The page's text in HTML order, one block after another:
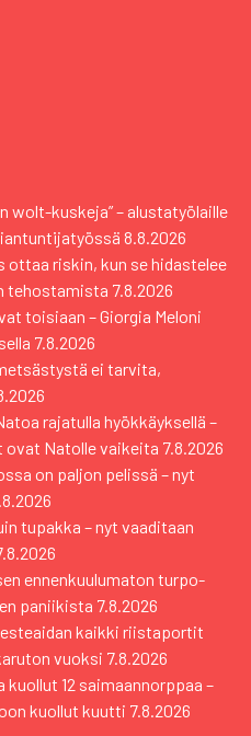
wolt-kuskeja” – alustatyölaille
8.8.2026
ottaa riskin, kun se hidastelee
tehostamista 7.8.2026
toisiaan – Giorgia Meloni
7.8.2026
ei tarvita,
rajatulla hyökkäyksellä –
ovat Natolle vaikeita 7.8.2026
on paljon pelissä – nyt
tupakka – nyt vaaditaan
ennenkuulumaton turpo-
paniikista 7.8.2026
kaikki riistaportit
vuoksi 7.8.2026
kuollut 12 saimaannorppaa –
kuollut kuutti 7.8.2026